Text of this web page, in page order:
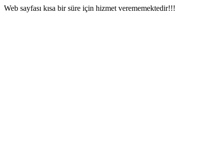
Web sayfası kısa bir süre için hizmet verememektedir!!!